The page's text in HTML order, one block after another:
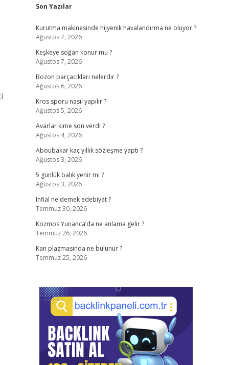
Sidebar
Son Yazılar
Kurutma makinesinde hijyenik havalandırma ne oluyor ?
Ağustos 7, 2026
Keşkeye soğan konur mu ?
Ağustos 7, 2026
Bozon parçacıkları nelerdir ?
Ağustos 6, 2026
Kros sporu nasıl yapılır ?
Ağustos 5, 2026
Avarlar kime son verdi ?
Ağustos 4, 2026
Aboubakar kaç yıllık sözleşme yaptı ?
Ağustos 3, 2026
5 günlük balık yenir mi ?
Ağustos 3, 2026
Infial ne demek edebiyat ?
Temmuz 30, 2026
Kozmos Yunanca’da ne anlama gelir ?
Temmuz 26, 2026
Kan plazmasında ne bulunur ?
Temmuz 25, 2026